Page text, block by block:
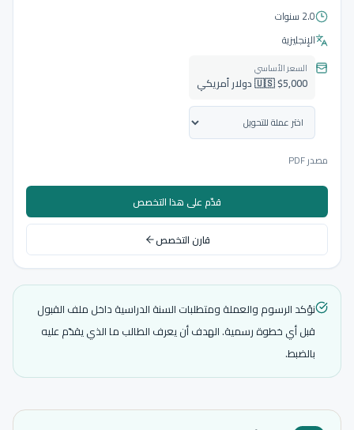
2.0 سنوات
الإنجليزية
السعر الأساسي
🇺🇸 $5,000 دولار أمريكي
مصدر PDF
قدّم على هذا التخصص
قارن التخصص
نؤكد الرسوم والعملة ومتطلبات السنة الدراسية داخل ملف القبول
قبل أي خطوة رسمية. الهدف أن يعرف الطالب ما الذي يقدّم عليه
بالضبط.